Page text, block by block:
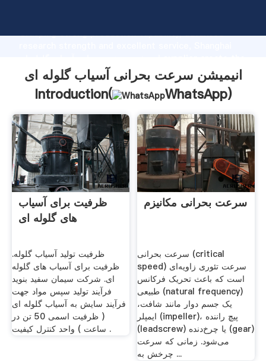
Grasping strong production capability, advanced
value and bring values to all of customers.
انیمیشن سرعت بحرانی آسیاب گلوله ای
Introduction(
WhatsApp)
ظرفیت برای آسیاب
های گلوله ای
ظرفیت تولید آسیاب گلوله.
ظرفیت برای آسیاب های گلوله
ای. شركت سيمان سفيد بنويد
فرآیند تولید سپس مواد جهت
فرآیند سایش به آسیاب گلوله ای
( ظرفیت اسمی 50 تن در
ساعت ) واحد کنترل کیفیت .
سرعت بحرانی مکانیزم
سرعت بحرانی (critical
speed) سرعت تئوری زاویه‌ای
است که باعث تحریک فرکانس
طبیعی (natural frequency)
یک جسم دوار مانند شافت،
ایمپلر (impeller)، پیچ راننده
(leadscrew) یا چرخ‌دنده (gear)
می‌شود. زمانی که سرعت
چرخش به ...